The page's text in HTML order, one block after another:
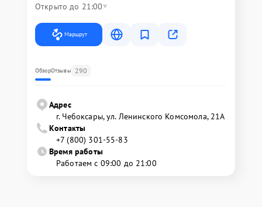
Открыто до 21:00
Маршрут
ОбзорОтзывы 290
Адрес
г. Чебоксары, ул. Ленинского Комсомола, 21А
Контакты
+7 (800) 301-55-83
Время работы
Работаем с 09:00 до 21:00